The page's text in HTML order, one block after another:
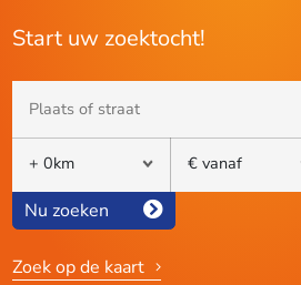
Start uw zoektocht!
Nu zoeken
Zoek op de kaart